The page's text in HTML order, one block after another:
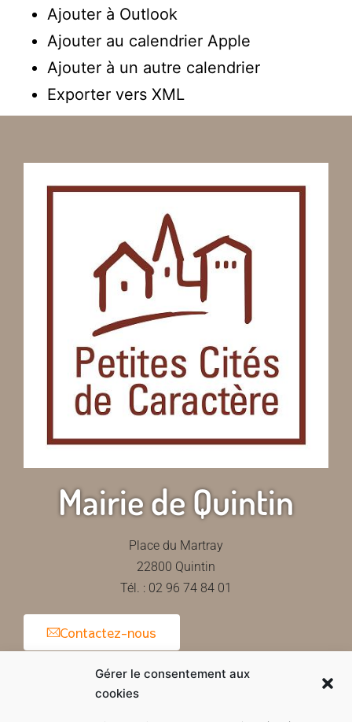
Gérer le consentement aux
cookies
Ajouter à Outlook
Ajouter au calendrier Apple
Ajouter à un autre calendrier
Exporter vers XML
Mairie de Quintin
Place du Martray
22800 Quintin
Tél. : 02 96 74 84 01
Contactez-nous